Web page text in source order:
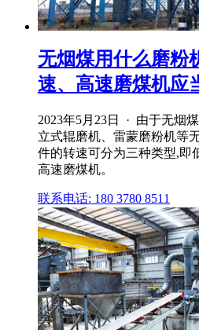
无烟煤用什么磨粉
速、高速磨煤机应
2023年5月23日 · 由于无烟
立式辊磨机、雷蒙磨粉机等
件的转速可分为三种类型,即
高速磨煤机。
联系电话: 180 3780 8511